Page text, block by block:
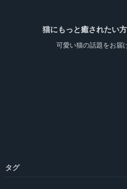
猫にもっと癒されたい
可愛い猫の話題をお届
タグ